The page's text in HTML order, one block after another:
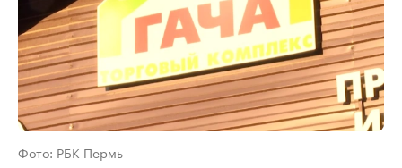
Фото: РБК Пермь